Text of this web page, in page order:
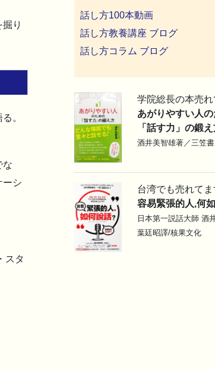
り
。
な
ーシ
スタ
話し方100本動画
話し方教養講座 ブログ
話し方コラム ブログ
学院総長の本売れ
あがりやすい人
「話す力」の鍛
酒井美智雄著／三笠
台湾でも売れてま
容易緊張的人,何
日本第一説話大師 酒
葉廷昭譯/核果文化